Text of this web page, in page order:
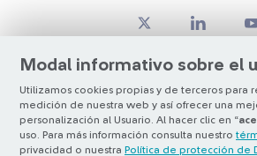
Modal informativo sobre el
Utilizamos cookies propias y de terceros para
medición de nuestra web y así ofrecer una
personalización al Usuario. Al hacer clic en “
uso. Para más información consulta nuestro
privacidad o nuestra Política de protección de
© Copyright Grupo SURA